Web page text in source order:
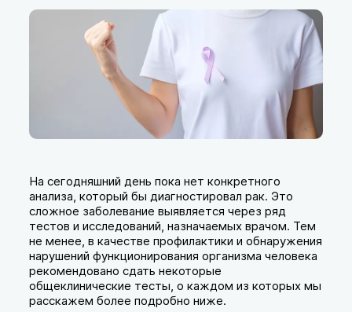
На сегодняшний день пока нет конкретного
анализа, который бы диагностировал рак. Это
сложное заболевание выявляется через ряд
тестов и исследований, назначаемых врачом. Тем
не менее, в качестве профилактики и обнаружения
нарушений функционирования организма человека
рекомендовано сдать некоторые
общеклинические тесты, о каждом из которых мы
расскажем более подробно ниже.